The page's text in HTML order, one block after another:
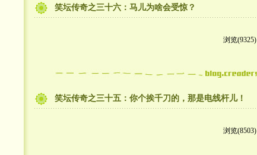
笑坛传奇之三十六：马儿为啥会受惊？
浏览(9325)
笑坛传奇之三十五：你个挨千刀的，那是电线杆儿！
浏览(8503)